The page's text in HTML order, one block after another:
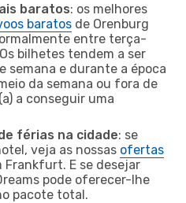
baratos: os melhores
baratos de Orenburg
entre terça-
bilhetes tendem a ser
semana e durante a época
da semana ou fora de
a conseguir uma
férias na cidade: se
veja as nossas ofertas
Frankfurt. E se desejar
pode oferecer-lhe
pacote total.